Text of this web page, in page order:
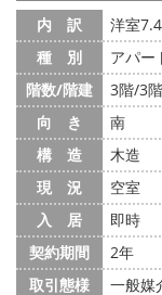
内 訳
洋室
種 別
アパー
階数/階建
3階/3
向 き
南
構 造
木造
現 況
空室
入 居
即時
契約期間
2年
取引態様
一般媒